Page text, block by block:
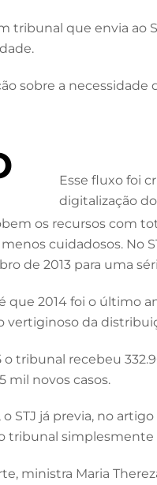
tribunal que envia
sobre a
os recursos com
cuidadosos. No
Esse fluxo foi
digitalização
de 2013 para uma
que 2014 foi o último
vertiginoso da
o tribunal recebeu
mil novos casos.
o STJ já previa, no
tribunal simplesmente
ministra Maria